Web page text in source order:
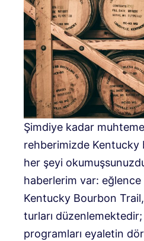
Şimdiye kadar
rehberimizde Kentucky
her şeyi
haberlerim var:
Kentucky Bourbon
turları
programları eyaletin